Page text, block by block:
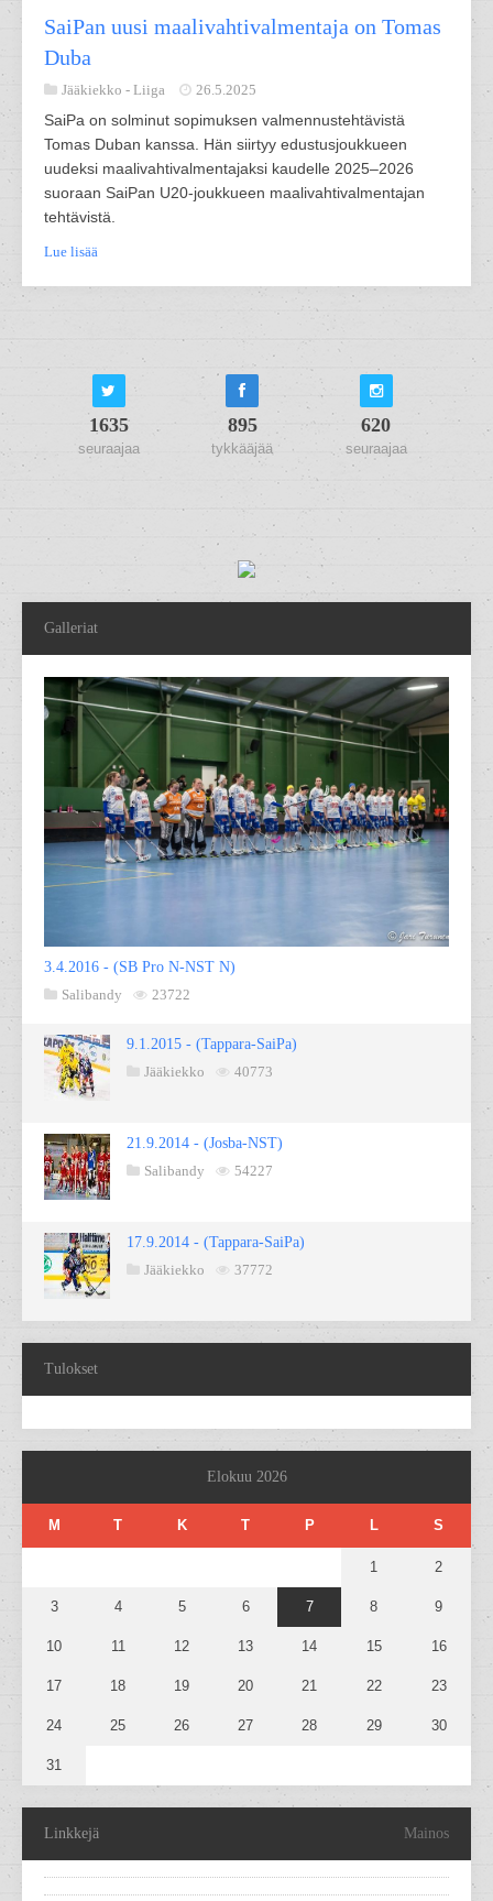
SaiPan uusi maalivahtivalmentaja on Tomas
Duba
Jääkiekko - Liiga 26.5.2025
SaiPa on solminut sopimuksen valmennustehtävistä
Tomas Duban kanssa. Hän siirtyy edustusjoukkueen
uudeksi maalivahtivalmentajaksi kaudelle 2025–2026
suoraan SaiPan U20-joukkueen maalivahtivalmentajan
tehtävistä.
Lue lisää
1635
seuraajaa
895
tykkääjää
620
seuraajaa
Galleriat
3.4.2016 - (SB Pro N-NST N)
Salibandy
23722
9.1.2015 - (Tappara-SaiPa)
Jääkiekko
40773
21.9.2014 - (Josba-NST)
Salibandy
54227
17.9.2014 - (Tappara-SaiPa)
Jääkiekko
37772
Tulokset
Elokuu 2026
M T K T P L S
1 2
3 4 5 6 7 8 9
10 11 12 13 14 15 16
17 18 19 20 21 22 23
24 25 26 27 28 29 30
31
Linkkejä Mainos